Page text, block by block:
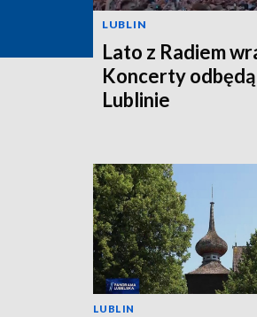
LUBLIN
Lato z Radiem
Koncerty odbędą
Lublinie
LUBLIN